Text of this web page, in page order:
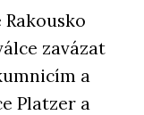
zavázat
a
Platzer a